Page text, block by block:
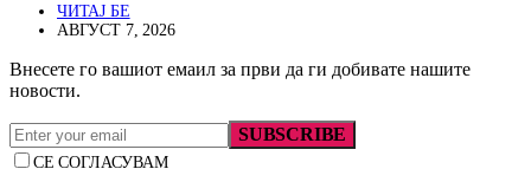
ЧИТАЈ БЕ
АВГУСТ 7, 2026
Внесете го вашиот емаил за први да ги добивате нашите
новости.
SUBSCRIBE
СЕ СОГЛАСУВАМ